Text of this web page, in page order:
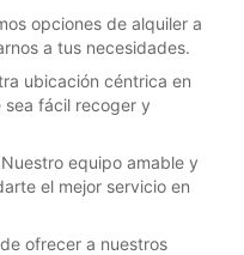
opciones de alquiler a
a tus necesidades.
ubicación céntrica en
sea fácil recoger y
equipo amable y
el mejor servicio en
ofrecer a nuestros